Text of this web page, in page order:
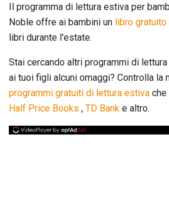
Il programma di lettura estiva per
Noble offre ai bambini un libro gratuito
libri durante l'estate.
Stai cercando altri programmi di
ai tuoi figli alcuni omaggi? Controlla la
programmi gratuiti di lettura estiva che
Half Price Books , TD Bank e altro.